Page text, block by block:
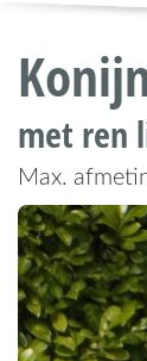
met ren
Max.